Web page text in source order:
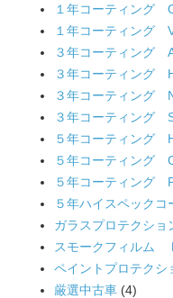
１年コーティング
１年コーティング
３年コーティング
３年コーティング
３年コーティング
３年コーティング
５年コーティング
５年コーティング
５年コーティング
５年ハイスペック
ガラスプロテクシ
スモークフィルム
ペイントプロテク
厳選中古車 (4)